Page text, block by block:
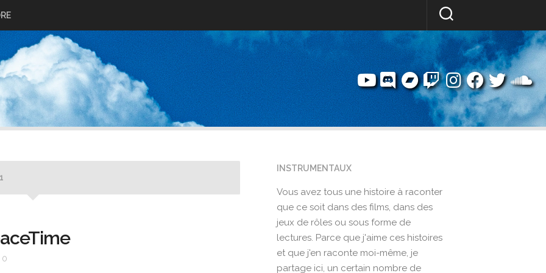
0
INSTRUMENTAUX
Vous avez tous une histoire à raconter
que ce soit dans des films, dans des
jeux de rôles ou sous forme de
lectures. Parce que j'aime ces histoires
et que j'en raconte moi-même, je
partage ici, un certain nombre de